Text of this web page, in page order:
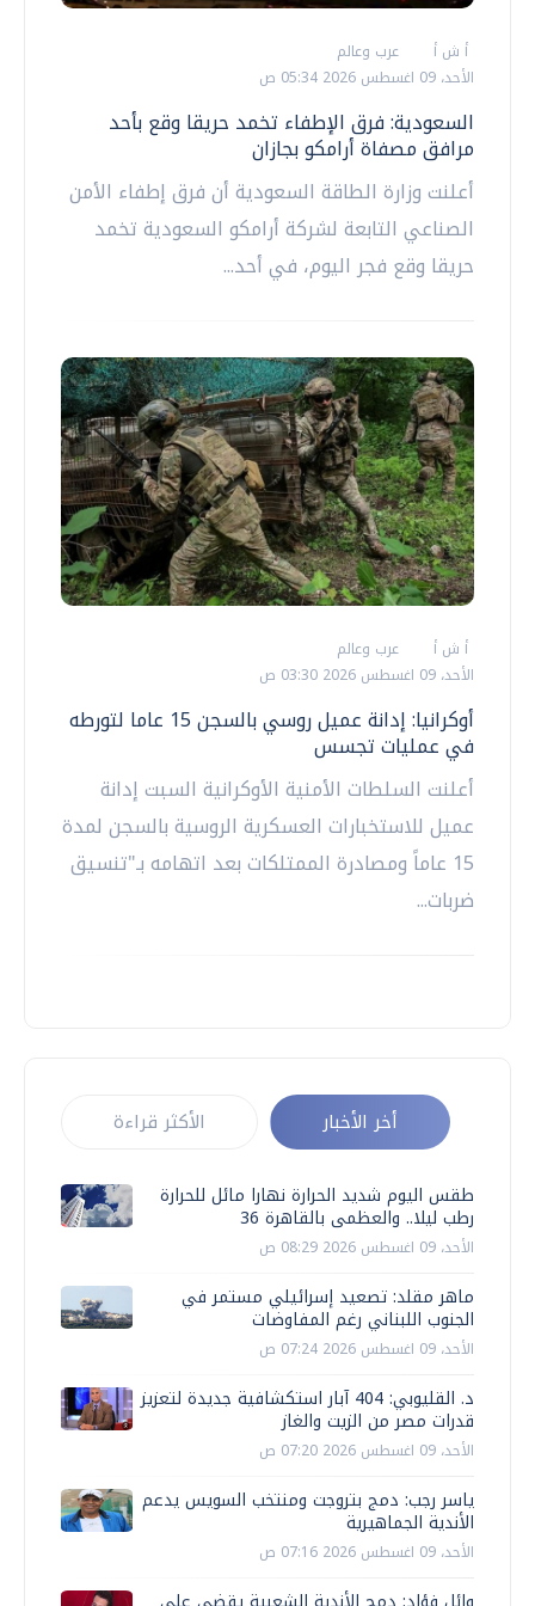
أ ش أ
عرب وعالم
الأحد، 09 اغسطس 2026 05:34 ص
السعودية: فرق الإطفاء تخمد حريقا وقع بأحد
مرافق مصفاة أرامكو بجازان
أعلنت وزارة الطاقة السعودية أن فرق إطفاء الأمن
الصناعي التابعة لشركة أرامكو السعودية تخمد
حريقا وقع فجر اليوم، في أحد...
أ ش أ
عرب وعالم
الأحد، 09 اغسطس 2026 03:30 ص
أوكرانيا: إدانة عميل روسي بالسجن 15 عاما لتورطه
في عمليات تجسس
أعلنت السلطات الأمنية الأوكرانية السبت إدانة
عميل للاستخبارات العسكرية الروسية بالسجن لمدة
15 عاماً ومصادرة الممتلكات بعد اتهامه بـ"تنسيق
ضربات...
أخر الأخبار الأكثر قراءة
طقس اليوم شديد الحرارة نهارا مائل للحرارة
رطب ليلا.. والعظمى بالقاهرة 36
الأحد، 09 اغسطس 2026 08:29 ص
ماهر مقلد: تصعيد إسرائيلي مستمر في
الجنوب اللبناني رغم المفاوضات
الأحد، 09 اغسطس 2026 07:24 ص
د. القليوبي: 404 آبار استكشافية جديدة لتعزيز
قدرات مصر من الزيت والغاز
الأحد، 09 اغسطس 2026 07:20 ص
ياسر رجب: دمج بتروجت ومنتخب السويس يدعم
الأندية الجماهيرية
الأحد، 09 اغسطس 2026 07:16 ص